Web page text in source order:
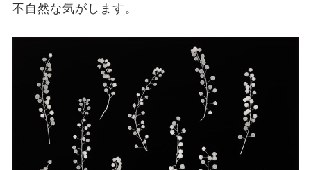
不自然な気がします。